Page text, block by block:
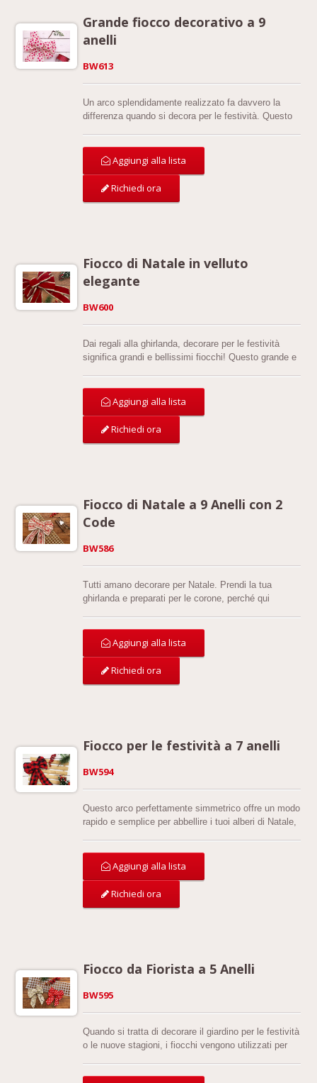
Grande fiocco decorativo a 9
anelli
BW613
Un arco splendidamente realizzato fa davvero la
differenza quando si decora per le festività. Questo
altro tema quando hai bisogno di un elemento
Aggiungi alla lista
Richiedi ora
Fiocco di Natale in velluto
elegante
BW600
Dai regali alla ghirlanda, decorare per le festività
significa grandi e bellissimi fiocchi! Questo grande e
dorati intagliati. Ci sono 10 anelli e un naso in totale;
inferiore. Due code lunghe e due corte rendono il
Aggiungi alla lista
Richiedi ora
Fiocco di Natale a 9 Anelli con 2
Code
BW586
Tutti amano decorare per Natale. Prendi la tua
ghirlanda e preparati per le corone, perché qui
Aggiungi alla lista
Richiedi ora
Fiocco per le festività a 7 anelli
BW594
Questo arco perfettamente simmetrico offre un modo
rapido e semplice per abbellire i tuoi alberi di Natale,
Aggiungi alla lista
Richiedi ora
Fiocco da Fiorista a 5 Anelli
BW595
Quando si tratta di decorare il giardino per le festività
o le nuove stagioni, i fiocchi vengono utilizzati per